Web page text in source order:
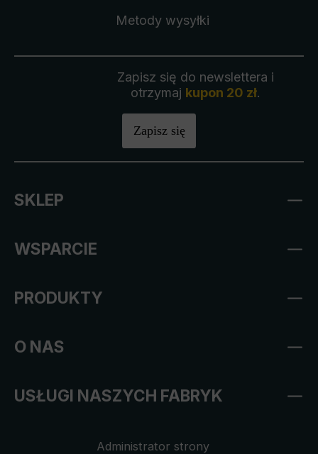
Metody wysyłki
Zapisz się do newslettera i
otrzymaj kupon 20 zł.
Zapisz się
SKLEP
WSPARCIE
PRODUKTY
O NAS
USŁUGI NASZYCH FABRYK
Administrator strony